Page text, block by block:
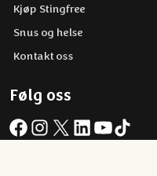
Kjøp Stingfree
Snus og helse
Kontakt oss
Følg oss
Facebook
Instagram
X LinkedIn
YouTube
TikTok